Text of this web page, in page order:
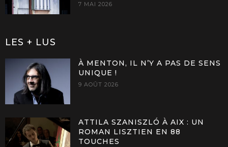
7 MAI 2026
LES + LUS
À MENTON, IL N’Y A PAS DE SENS
UNIQUE !
9 AOÛT 2026
ATTILA SZANISZLÓ À AIX : UN
ROMAN LISZTIEN EN 88
TOUCHES